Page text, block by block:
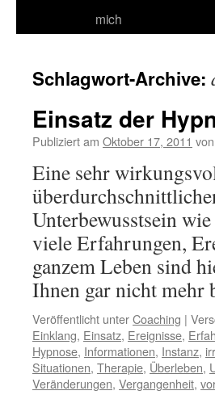
mich
Schlagwort-Archive:
Einsatz der
Publiziert am Oktober 17, 2011 von
Eine sehr
Unterbewusstsein
viele Erfahrungen,
ganzem Leben sind
Ihnen gar nicht mehr
Veröffentlicht unterCoaching |
Einklang, Einsatz, Ereignisse,
Hypnose, Informationen, Instanz,
Situationen, Therapie, Überleben,
Veränderungen, Vergangenheit,